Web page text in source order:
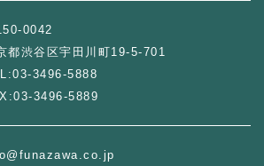
0042
都渋谷区宇田川町19-5-701
03-3496-5888
03-3496-5889